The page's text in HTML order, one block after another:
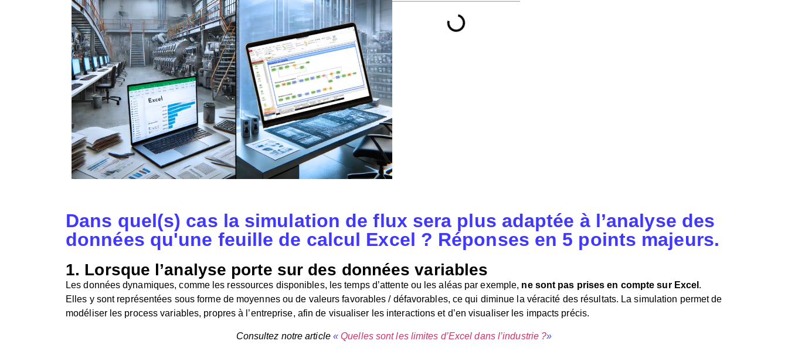
Dans quel(s) cas la simulation de flux sera plus adaptée à l’analyse des
données qu'une feuille de calcul Excel ? Réponses en 5 points majeurs.
1. Lorsque l’analyse porte sur des données variables
Les données dynamiques, comme les ressources disponibles, les temps d’attente ou les aléas par exemple, ne sont pas prises en compte sur Excel .
Elles y sont représentées sous forme de moyennes ou de valeurs favorables / défavorables, ce qui diminue la véracité des résultats. La simulation permet de
modéliser les process variables, propres à l’entreprise, afin de visualiser les interactions et d’en visualiser les impacts précis.
Consultez notre article «Quelles sont les limites d’Excel dans l’industrie ?»